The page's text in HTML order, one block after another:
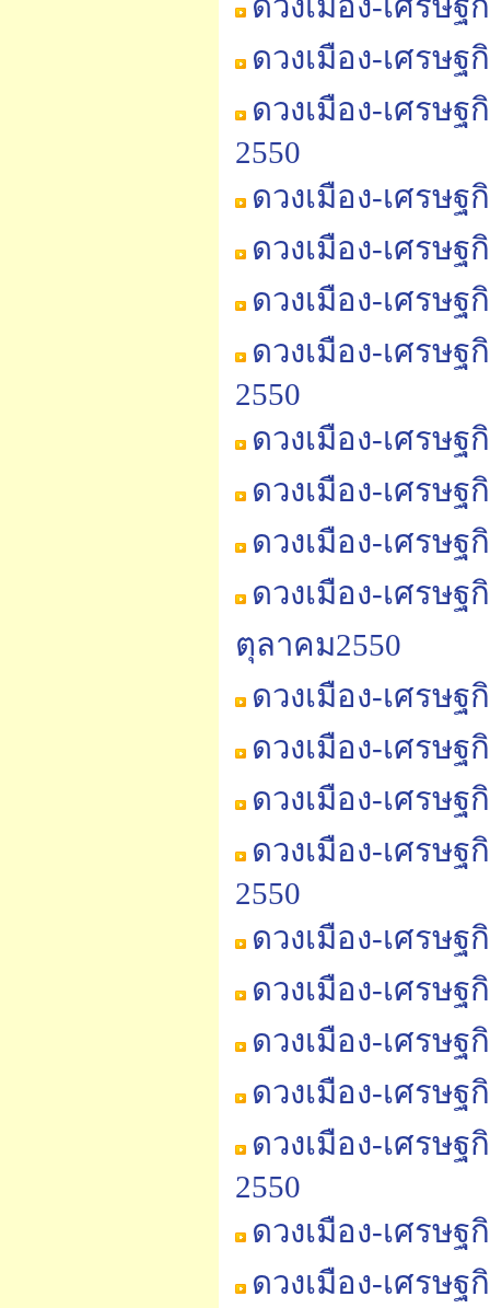
ดวงเมือง-เศรษ
ดวงเมือง-เศรษ
2550
ดวงเมือง-เศรษ
ดวงเมือง-เศรษ
ดวงเมือง-เศรษ
ดวงเมือง-เศรษ
2550
ดวงเมือง-เศรษ
ดวงเมือง-เศรษ
ดวงเมือง-เศรษ
ดวงเมือง-เศรษ
ตุลาคม2550
ดวงเมือง-เศรษ
ดวงเมือง-เศรษ
ดวงเมือง-เศรษ
ดวงเมือง-เศรษ
2550
ดวงเมือง-เศรษ
ดวงเมือง-เศรษ
ดวงเมือง-เศรษ
ดวงเมือง-เศรษ
ดวงเมือง-เศรษ
2550
ดวงเมือง-เศรษ
ดวงเมือง-เศรษ